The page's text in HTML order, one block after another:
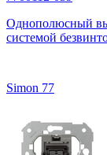
Однополюсный
системой
Simon 77